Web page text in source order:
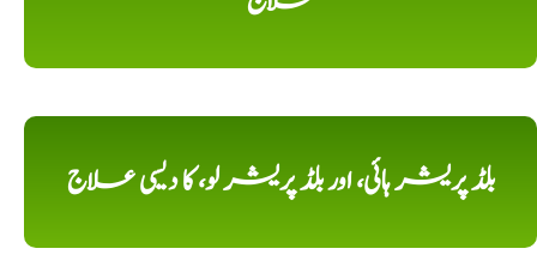
بلڈ پریشر ہائی، اور بلڈ پریشر لو، کا دیسی علاج